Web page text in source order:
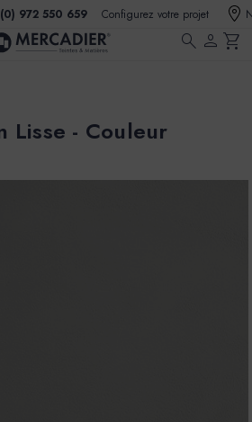
972 550 659 Configurez votre projet
search person shopping_cart
Lisse - Couleur